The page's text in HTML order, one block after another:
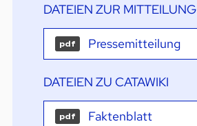
DATEIEN ZUR MITTEILUNG
pdf Pressemitteilung
DATEIEN ZU CATAWIKI
pdf Faktenblatt